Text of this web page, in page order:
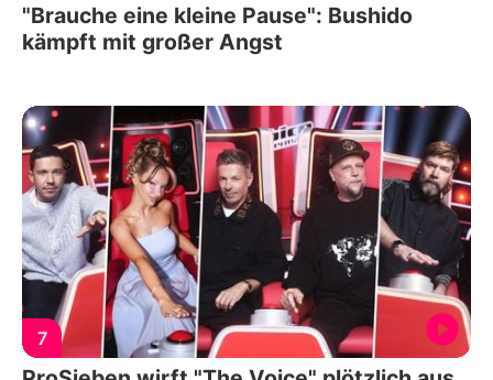
"Brauche eine kleine Pause": Bushido
kämpft mit großer Angst
7